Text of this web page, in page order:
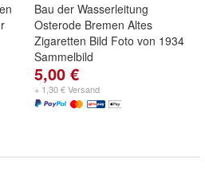
Bau der Wasserleitung
Osterode Bremen Altes
Zigaretten Bild Foto von 1934
Sammelbild
5,00 €
+ 1,30 € Versand